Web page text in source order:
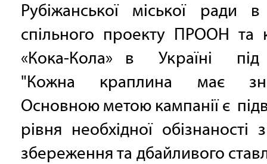
Рубіжанської міської ради
спільного проекту ПРООН та
«Кока-Кола» в Україні під
"Кожна краплина має
Основною метою кампанії є
рівня необхідної обізнаності
збереження та дбайливого